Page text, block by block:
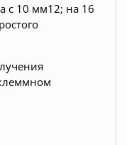
с 10 мм12; на 16